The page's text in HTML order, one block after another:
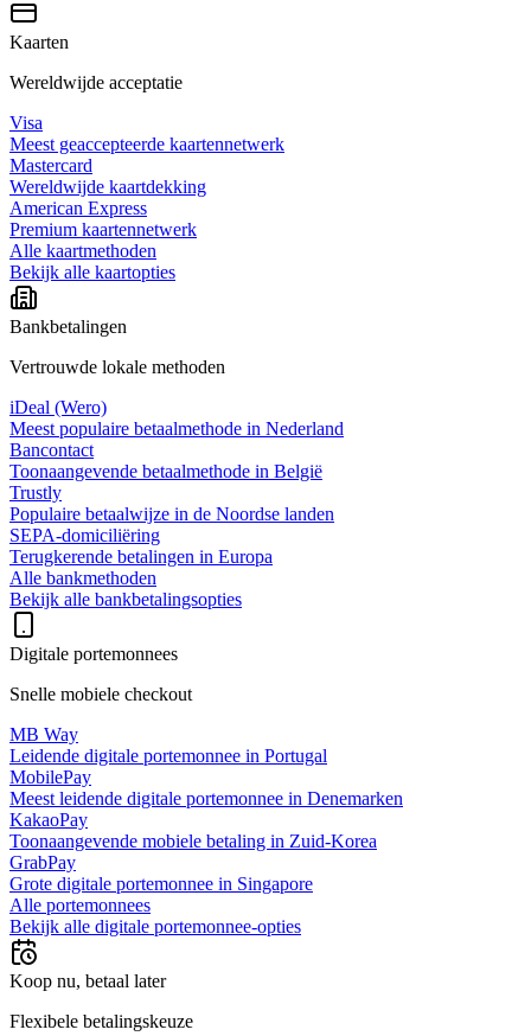
Kaarten
Wereldwijde acceptatie
Visa
Meest geaccepteerde kaartennetwerk
Mastercard
Wereldwijde kaartdekking
American Express
Premium kaartennetwerk
Alle kaartmethoden
Bekijk alle kaartopties
Bankbetalingen
Vertrouwde lokale methoden
iDeal (Wero)
Meest populaire betaalmethode in Nederland
Bancontact
Toonaangevende betaalmethode in België
Trustly
Populaire betaalwijze in de Noordse landen
SEPA-domiciliëring
Terugkerende betalingen in Europa
Alle bankmethoden
Bekijk alle bankbetalingsopties
Digitale portemonnees
Snelle mobiele checkout
MB Way
Leidende digitale portemonnee in Portugal
MobilePay
Meest leidende digitale portemonnee in Denemarken
KakaoPay
Toonaangevende mobiele betaling in Zuid-Korea
GrabPay
Grote digitale portemonnee in Singapore
Alle portemonnees
Bekijk alle digitale portemonnee-opties
Koop nu, betaal later
Flexibele betalingskeuze